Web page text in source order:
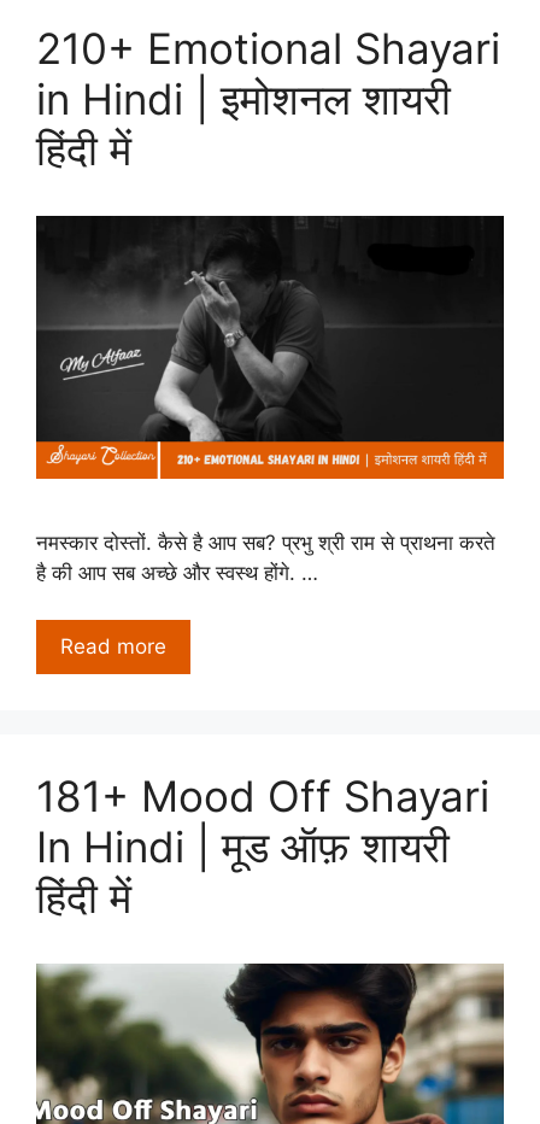
210+ Emotional Shayari
in Hindi | इमोशनल शायरी
हिंदी में
नमस्कार दोस्तों. कैसे है आप सब? प्रभु श्री राम से प्राथना करते
है की आप सब अच्छे और स्वस्थ होंगे. …
Read more
181+ Mood Off Shayari
In Hindi | मूड ऑफ़ शायरी
हिंदी में